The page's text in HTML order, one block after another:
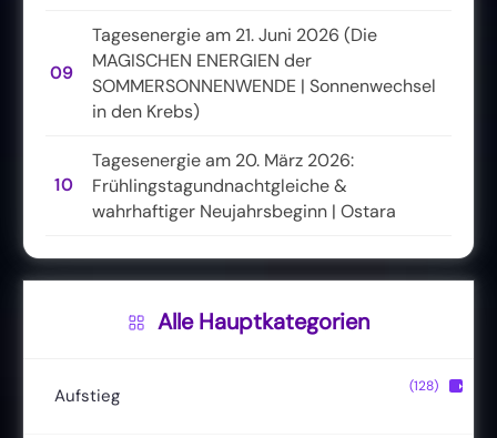
09
Tagesenergie am 21. Juni 2026 (Die
MAGISCHEN ENERGIEN der
SOMMERSONNENWENDE | Sonnenwechsel
in den Krebs)
10
Tagesenergie am 20. März 2026:
Frühlingstagundnachtgleiche &
wahrhaftiger Neujahrsbeginn | Ostara
Alle Hauptkategorien
Aufstieg (128) ▶